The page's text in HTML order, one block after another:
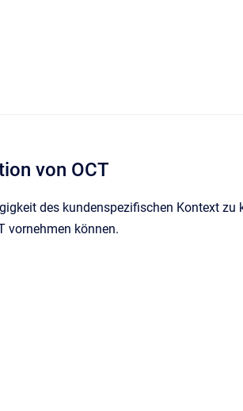
von OCT
des kundenspezifischen Kontext
vornehmen können.